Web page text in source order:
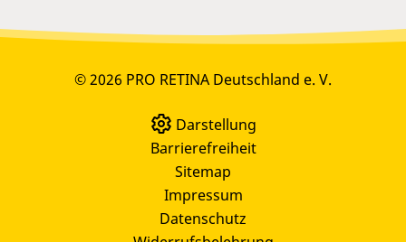
© 2026 PRO RETINA Deutschland e. V.
Darstellung
Barrierefreiheit
Sitemap
Impressum
Datenschutz